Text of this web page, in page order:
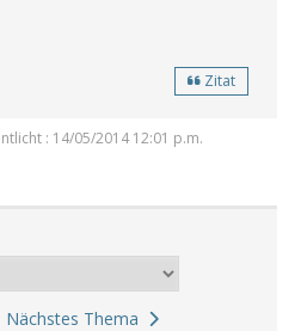
Zitat
: 14/05/2014 12:01 p.m.
Nächstes Thema